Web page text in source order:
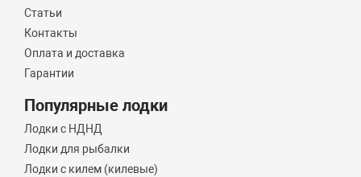
Статьи
Контакты
Оплата и доставка
Гарантии
Популярные лодки
Лодки с НДНД
Лодки для рыбалки
Лодки с килем (килевые)